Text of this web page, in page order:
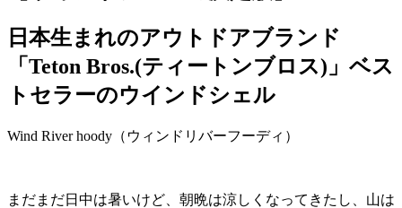
日本生まれのアウトドアブランド
「Teton Bros.(ティートンブロス)」ベス
トセラーのウインドシェル
Wind River hoody（ウィンドリバーフーディ）
まだまだ日中は暑いけど、朝晩は涼しくなってきたし、山は